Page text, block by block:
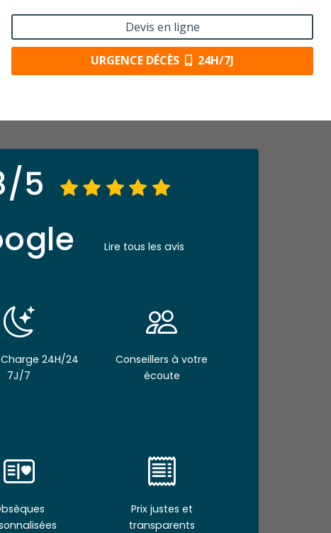
Devis en ligne
URGENCE DÉCÈS 24H/7J
5
Lire tous les avis
24H/24
7J/7
Conseillers à votre
écoute
Prix justes et
transparents